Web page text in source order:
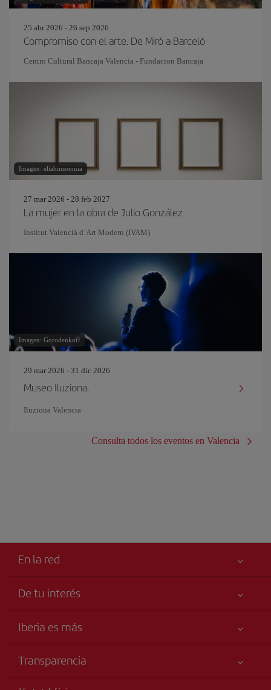
25 abr 2026 - 26 sep 2026
Compromiso con el arte. De Miró a Barceló
Centro Cultural Bancaja Valencia - Fundacion Bancaja
Imagen: eliahinsomnia
27 mar 2026 - 28 feb 2027
La mujer en la obra de Julio González
Institut Valencià d’Art Modern (IVAM)
Imagen: Gorodenkoff
29 mar 2026 - 31 dic 2026
Museo Iluziona.
Iluziona Valencia
Consulta todos los eventos en Valencia
En la red
De tu interés
Accesibilidad
Iberia es más
Grupo Iberia
Accionistas e Inversores
Transparencia